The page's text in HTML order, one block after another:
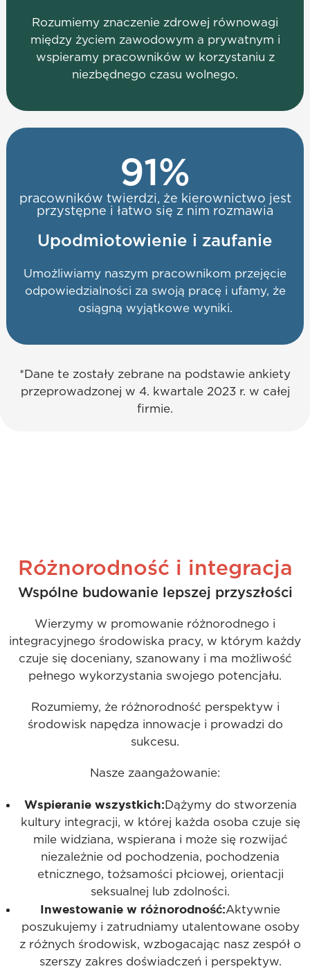
Rozumiemy znaczenie zdrowej równowagi
między życiem zawodowym a prywatnym i
wspieramy pracowników w korzystaniu z
niezbędnego czasu wolnego.
pracowników twierdzi, że kierownictwo jest
przystępne i łatwo się z nim rozmawia
91 %
Upodmiotowienie i zaufanie
Umożliwiamy naszym pracownikom przejęcie
odpowiedzialności za swoją pracę i ufamy, że
osiągną wyjątkowe wyniki.
*Dane te zostały zebrane na podstawie ankiety
przeprowadzonej w 4. kwartale 2023 r. w całej
firmie.
Różnorodność i integracja
Wspólne budowanie lepszej przyszłości
Wierzymy w promowanie różnorodnego i
integracyjnego środowiska pracy, w którym każdy
czuje się doceniany, szanowany i ma możliwość
pełnego wykorzystania swojego potencjału.
Rozumiemy, że różnorodność perspektyw i
środowisk napędza innowacje i prowadzi do
sukcesu.
Nasze zaangażowanie:
Wspieranie wszystkich: Dążymy do stworzenia
kultury integracji, w której każda osoba czuje się
mile widziana, wspierana i może się rozwijać
niezależnie od pochodzenia, pochodzenia
etnicznego, tożsamości płciowej, orientacji
seksualnej lub zdolności.
Inwestowanie w różnorodność:Aktywnie
poszukujemy i zatrudniamy utalentowane osoby
z różnych środowisk, wzbogacając nasz zespół o
szerszy zakres doświadczeń i perspektyw.